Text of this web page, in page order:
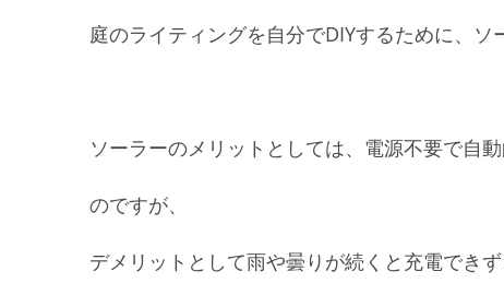
庭のライティングを自分でDIYするために、ソ
ソーラーのメリットとしては、電源不要で自動
のですが、
デメリットとして雨や曇りが続くと充電でき